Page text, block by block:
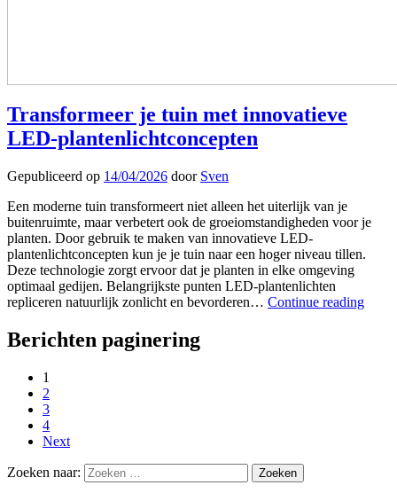
Transformeer je tuin met innovatieve
LED-plantenlichtconcepten
Gepubliceerd op 14/04/2026 door Sven
Een moderne tuin transformeert niet alleen het uiterlijk van je
buitenruimte, maar verbetert ook de groeiomstandigheden voor je
planten. Door gebruik te maken van innovatieve LED-
plantenlichtconcepten kun je je tuin naar een hoger niveau tillen.
Deze technologie zorgt ervoor dat je planten in elke omgeving
optimaal gedijen. Belangrijkste punten LED-plantenlichten
repliceren natuurlijk zonlicht en bevorderen… Continue reading
Berichten paginering
1
2
3
4
Next
Zoeken naar: